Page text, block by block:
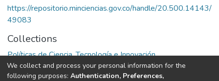
https://repositorio.minciencias.gov.co/handle/20.500.14143/
49083
Collections
Políticas de Ciencia, Tecnología e Innovación
Full item page
We collect and process your personal information for the
following purposes: Authentication, Preferences,